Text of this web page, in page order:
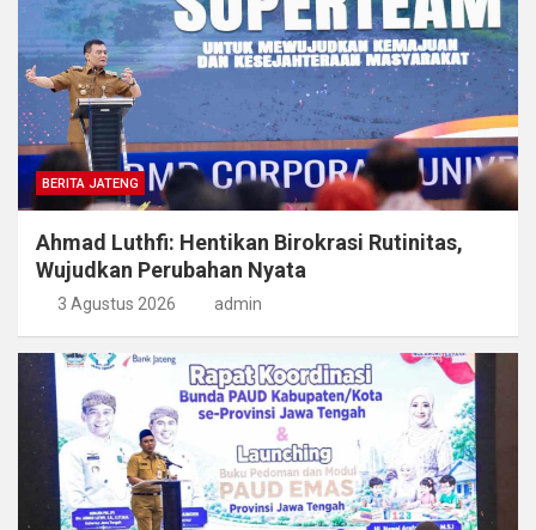
BERITA JATENG
Ahmad Luthfi: Hentikan Birokrasi Rutinitas,
Wujudkan Perubahan Nyata
3 Agustus 2026 admin